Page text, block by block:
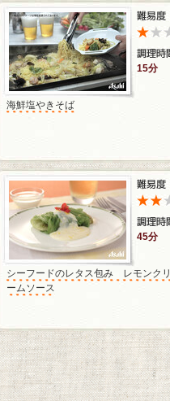
15分
海鮮塩やきそば
45分
シーフードのレタス包み レモンクリ
ームソース